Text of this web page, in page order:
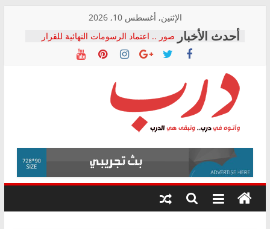
content
الإثنين, أغسطس 10, 2026
صور .. اعتماد الرسومات النهائية للقرار
الوزاري لمدينة الصحفيين.. وانتهاء أعمال
إنشاء المبنى الإداري
حرية تداول المعلومات للبرلمان خلال
الأسبوع الأخير لدور الانعقاد
نقيب الصحفيين يخاطب الوزراء
العام ضد مؤسسات تستغل المتدربين
حزب التحالف الشعبي يطلق لجنة “الحق
في الصحة” بالإسكندرية لرصد الانتهاكات
ودعم المرضى
درب
وأتوه
درب..
وتبقى
هي